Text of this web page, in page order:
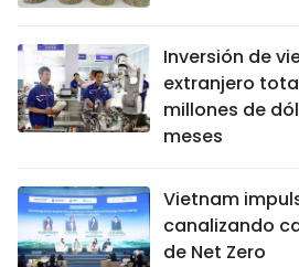
Inversión de
extranjero
millones de
meses
Vietnam
canalizando
de Net Zero